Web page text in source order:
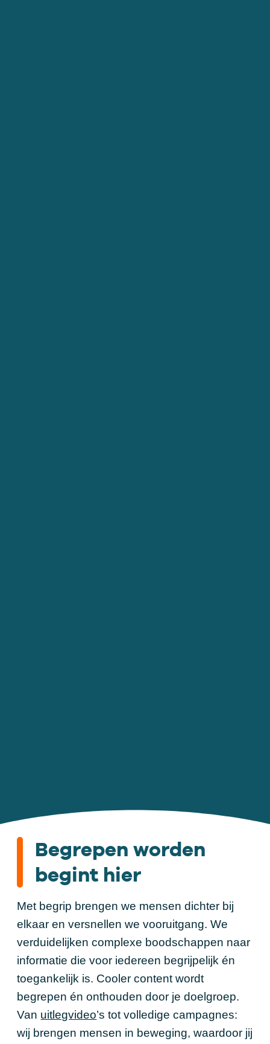
Begrepen worden
begint hier
Met begrip brengen we mensen dichter bij
elkaar en versnellen we vooruitgang. We
verduidelijken complexe boodschappen naar
informatie die voor iedereen begrijpelijk én
toegankelijk is. Cooler content wordt
begrepen én onthouden door je doelgroep.
Van uitlegvideo’s tot volledige campagnes:
wij brengen mensen in beweging, waardoor jij